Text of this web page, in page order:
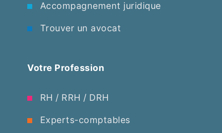
Accompagnement juridique
Trouver un avocat
Votre Profession
RH / RRH / DRH
Experts-comptables